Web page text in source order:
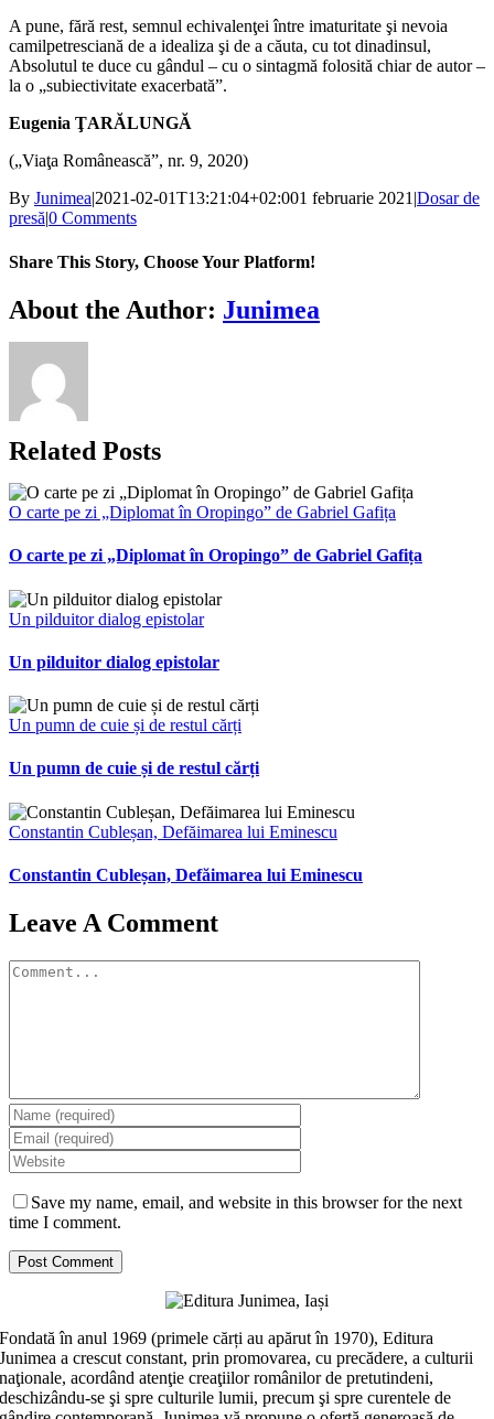
A pune, fără rest, semnul echivalenţei între imaturitate şi nevoia
camilpetresciană de a idealiza şi de a căuta, cu tot dinadinsul,
Absolutul te duce cu gândul – cu o sintagmă folosită chiar de autor –
la o „subiectivitate exacerbată”.
Eugenia ŢARĂLUNGĂ
(„Viaţa Românească”, nr. 9, 2020)
By Junimea|2021-02-01T13:21:04+02:001 februarie 2021|Dosar de
presă|0 Comments
Share This Story, Choose Your Platform!
Facebook
X
Bluesky
Reddit
LinkedIn
WhatsApp
Telegram
Tumblr
Xing
Email
Copy
Link
About the Author: Junimea
Related Posts
O carte pe zi „Diplomat în Oropingo” de Gabriel Gafița
O carte pe zi „Diplomat în Oropingo” de Gabriel Gafița
Un pilduitor dialog epistolar
Un pilduitor dialog epistolar
Un pumn de cuie și de restul cărți
Un pumn de cuie și de restul cărți
Constantin Cubleșan, Defăimarea lui Eminescu
Constantin Cubleșan, Defăimarea lui Eminescu
Leave A Comment
Comment
Save my name, email, and website in this browser for the next
time I comment.
Fondată în anul 1969 (primele cărți au apărut în 1970), Editura
Junimea a crescut constant, prin promovarea, cu precădere, a culturii
naţionale, acordând atenţie creaţiilor românilor de pretutindeni,
deschizându-se şi spre culturile lumii, precum şi spre curentele de